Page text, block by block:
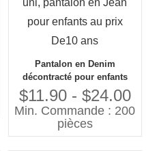
Pantalon en Denim
décontracté pour enfants
garçons âgés de 10 ans,
Jean respirant avec motif
uni, pantalon en Jean pour
enfants au prix De10 ans
$11.90 - $24.00
Min. Commande : 200
pièces